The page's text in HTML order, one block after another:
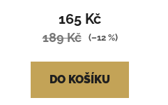
165 Kč
189 Kč (–12 %)
DO KOŠÍKU